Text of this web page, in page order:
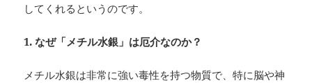
してくれるというのです。
1.なぜ「メチル水銀」は厄介なのか？
メチル水銀は非常に強い毒性を持つ物質で、特に脳や神